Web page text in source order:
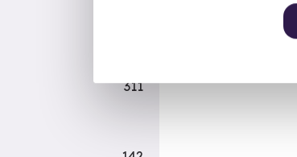
Volný termín už 08.
311